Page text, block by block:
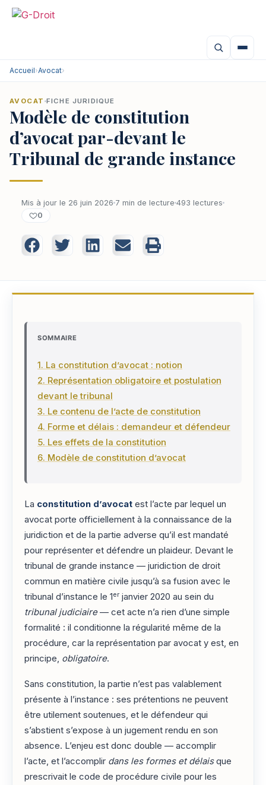
Accueil›Avocat›
AVOCAT FICHE JURIDIQUE
Modèle de constitution
d’avocat par-devant le
Tribunal de grande instance
Mis à jour le 26 juin 2026 7 min de lecture 493 lectures
0
SOMMAIRE
1. La constitution d’avocat : notion
2. Représentation obligatoire et postulation
devant le tribunal
3. Le contenu de l’acte de constitution
4. Forme et délais : demandeur et défendeur
5. Les effets de la constitution
6. Modèle de constitution d’avocat
La constitution d’avocat est l’acte par lequel un
avocat porte officiellement à la connaissance de la
juridiction et de la partie adverse qu’il est mandaté
pour représenter et défendre un plaideur. Devant le
tribunal de grande instance — juridiction de droit
commun en matière civile jusqu’à sa fusion avec le
tribunal d’instance le 1er janvier 2020 au sein du
tribunal judiciaire— cet acte n’a rien d’une simple
formalité : il conditionne la régularité même de la
procédure, car la représentation par avocat y est, en
principe, obligatoire.
Sans constitution, la partie n’est pas valablement
présente à l’instance : ses prétentions ne peuvent
être utilement soutenues, et le défendeur qui
s’abstient s’expose à un jugement rendu en son
absence. L’enjeu est donc double — accomplir
l’acte, et l’accomplir dans les formes et délaisque
prescrivait le code de procédure civile pour les